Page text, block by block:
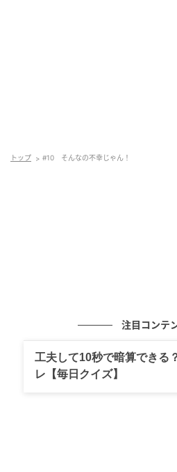
トップ #10 そんなの不幸じゃん！
注目コンテ
工夫して10秒で暗算できる
レ【毎日クイズ】